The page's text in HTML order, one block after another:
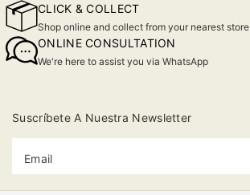
CLICK & COLLECT
Shop online and collect from your nearest store
ONLINE CONSULTATION
We're here to assist you via WhatsApp
Suscríbete A Nuestra Newsletter
Email